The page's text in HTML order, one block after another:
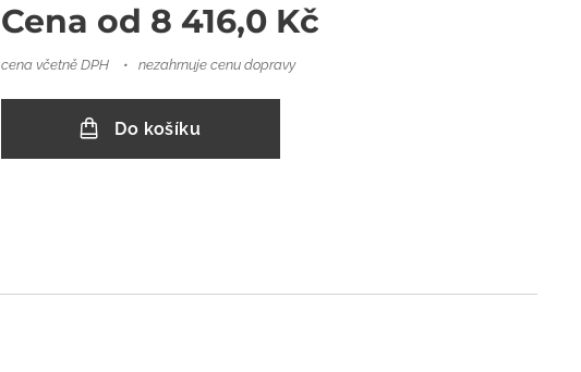
Cena od 8 416,0 Kč
cena včetně DPH nezahrnuje cenu dopravy
Do košíku